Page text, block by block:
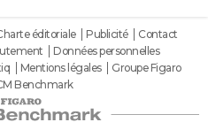
éditoriale Publicité
Contact
Données personnelles
Mentions légales
Groupe Figaro
Benchmark